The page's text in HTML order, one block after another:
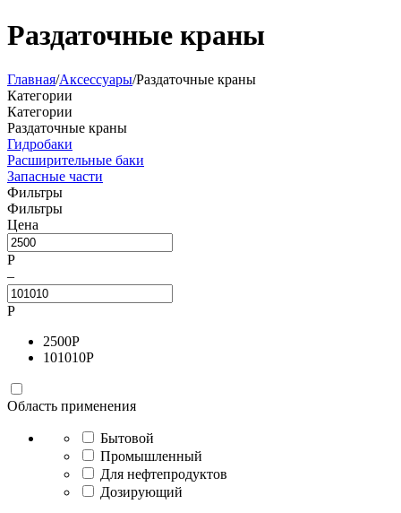
Раздаточные краны
Главная/Аксессуары/Раздаточные краны
Категории
Категории
Раздаточные краны
Гидробаки
Расширительные баки
Запасные части
Фильтры
Фильтры
Цена
Р
–
Р
2500Р
101010Р
Область применения
Бытовой
Промышленный
Для нефтепродуктов
Дозирующий